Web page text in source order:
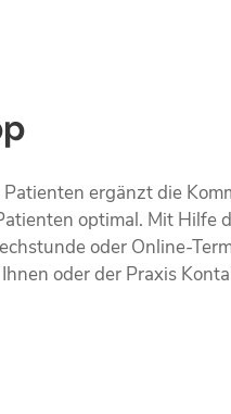
ergänzt die
optimal. Mit Hilfe
oder Online-
oder der Praxis